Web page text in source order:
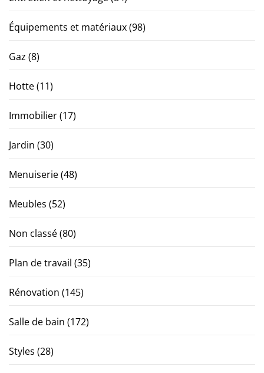
Équipements et matériaux(98)
Gaz (8)
Hotte(11)
Immobilier(17)
Jardin (30)
Menuiserie(48)
Meubles (52)
Non classé(80)
Plan de travail (35)
Rénovation (145)
Salle de bain (172)
Styles (28)